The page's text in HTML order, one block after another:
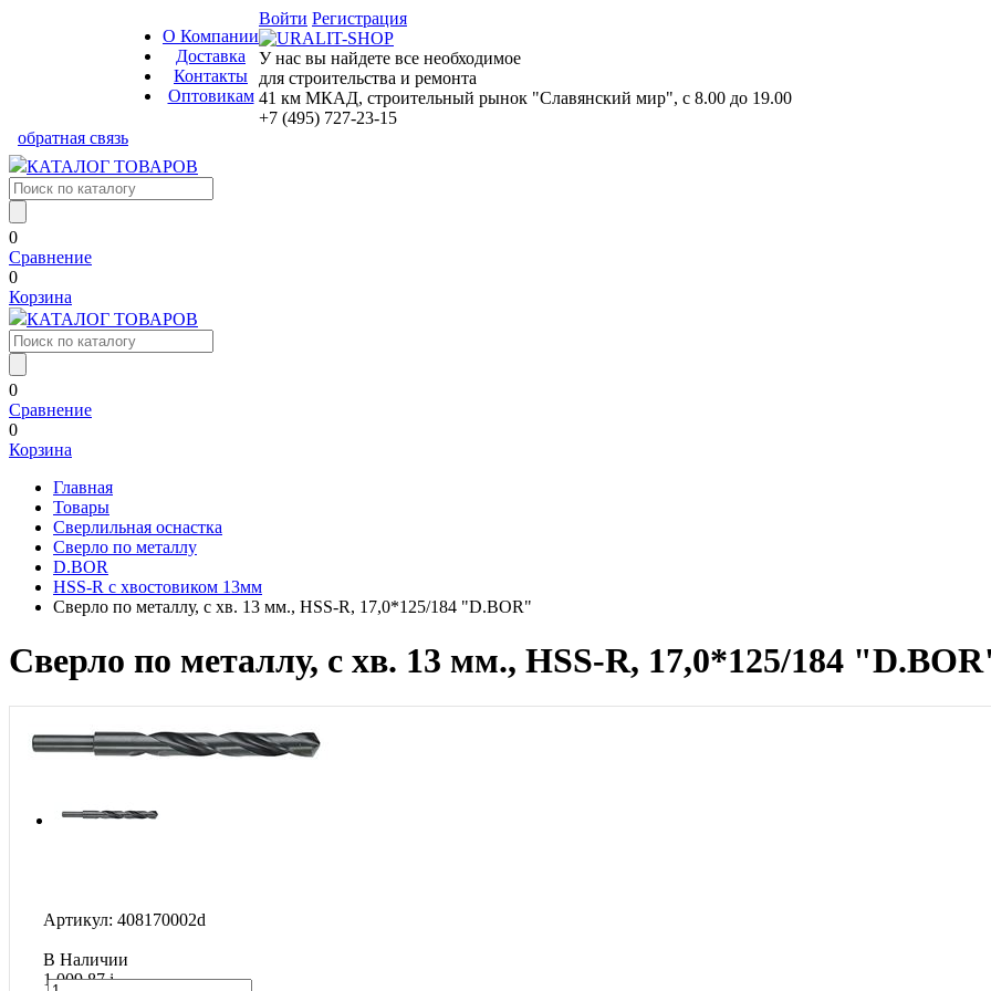
О Компании
Доставка
Контакты
Оптовикам
Войти Регистрация
У нас вы найдете все необходимое
для строительства и ремонта
41 км МКАД, строительный рынок "Славянский мир", с 8.00 до 19.00
+7 (495) 727-23-15
обратная связь
КАТАЛОГ ТОВАРОВ
0
Сравнение
0
Корзина
КАТАЛОГ ТОВАРОВ
0
Сравнение
0
Корзина
Главная
Товары
Сверлильная оснастка
Сверло по металлу
D.BOR
HSS-R c хвостовиком 13мм
Сверло по металлу, с хв. 13 мм., HSS-R, 17,0*125/184 "D.BOR"
Сверло по металлу, с хв. 13 мм., HSS-R, 17,0*125/184
Артикул: 408170002d
В Наличии
1 009.87i